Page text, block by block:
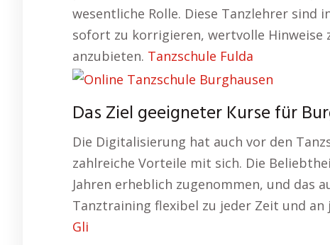
wesentliche Rolle. Diese Tanzlehrer sind
sofort zu korrigieren, wertvolle Hinweise
anzubieten. Tanzschule Fulda
Das Ziel geeigneter Kurse für
Die Digitalisierung hat auch vor den
zahlreiche Vorteile mit sich. Die
Jahren erheblich zugenommen, und das
Tanztraining flexibel zu jeder Zeit und
Gli